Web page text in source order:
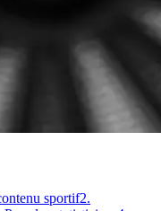
sportif2.